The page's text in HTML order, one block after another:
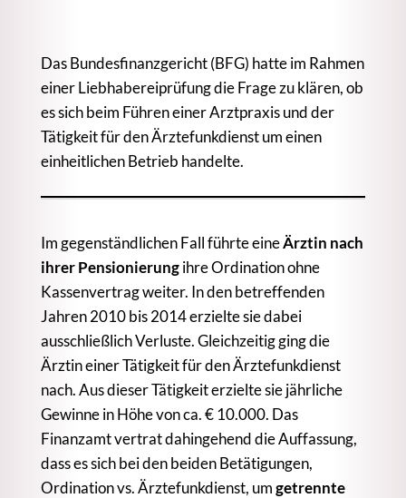
Das Bundesfinanzgericht (BFG) hatte im Rahmen
einer Liebhabereiprüfung die Frage zu klären, ob
es sich beim Führen einer Arztpraxis und der
Tätigkeit für den Ärztefunkdienst um einen
einheitlichen Betrieb handelte.
Im gegenständlichen Fall führte eineÄrztin nach
ihrer Pensionierungihre Ordination ohne
Kassenvertrag weiter. In den betreffenden
Jahren 2010 bis 2014 erzielte sie dabei
ausschließlich Verluste. Gleichzeitig ging die
Ärztin einer Tätigkeit für den Ärztefunkdienst
nach. Aus dieser Tätigkeit erzielte sie jährliche
Gewinne in Höhe von ca. € 10.000. Das
Finanzamt vertrat dahingehend die Auffassung,
dass es sich bei den beiden Betätigungen,
Ordination vs. Ärztefunkdienst, umgetrennte